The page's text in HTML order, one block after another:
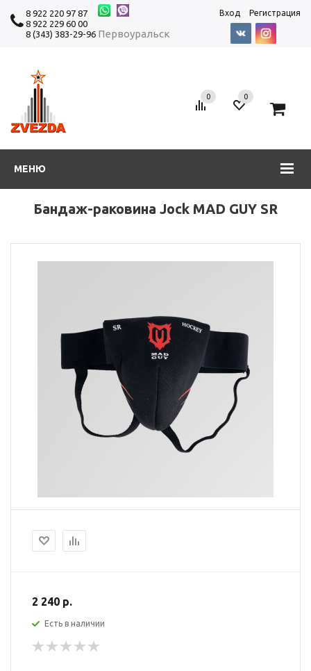
8 922 220 97 87
8 922 229 60 00
8 (343) 383-29-96 Первоуральск
Вход Регистрация
МЕНЮ
0 0
Бандаж-раковина Jock MAD GUY SR
2 240 р.
Есть в наличии